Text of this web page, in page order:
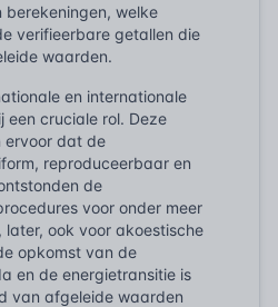
welke
verifieerbare getallen die
waarden.
en internationale
een cruciale rol. Deze
ervoor dat de
reproduceerbaar en
de
voor onder meer
later, ook voor akoestische
opkomst van de
en de energietransitie is
van afgeleide waarden